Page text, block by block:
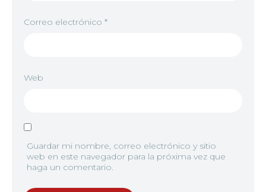
Correo electrónico *
Web
Guardar mi nombre, correo electrónico y sitio
web en este navegador para la próxima vez que
haga un comentario.